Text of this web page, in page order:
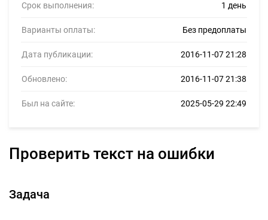
Срок выполнения: 1 день
Варианты оплаты: Без предоплаты
Дата публикации: 2016-11-07 21:28
Обновлено: 2016-11-07 21:38
Был на сайте: 2025-05-29 22:49
Проверить текст на ошибки
Задача